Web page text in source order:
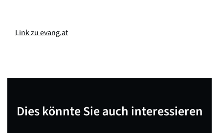
Link zu evang.at
Dies könnte Sie auch interessieren